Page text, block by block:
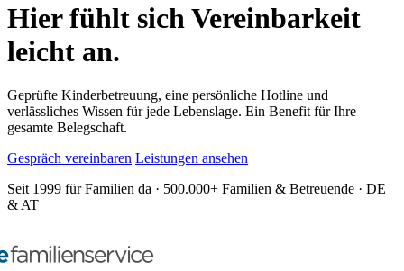
Hier fühlt sich Vereinbarkeit
leicht an.
Geprüfte Kinderbetreuung, eine persönliche Hotline und
verlässliches Wissen für jede Lebenslage. Ein Benefit für Ihre
gesamte Belegschaft.
Gespräch vereinbaren Leistungen ansehen
Seit 1999 für Familien da · 500.000+ Familien & Betreuende · DE
& AT